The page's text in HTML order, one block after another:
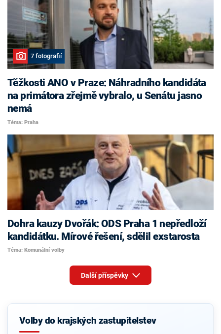
7 fotografií
Těžkosti ANO v Praze: Náhradního kandidáta
na primátora zřejmě vybralo, u Senátu jasno
nemá
Téma: Praha
Dohra kauzy Dvořák: ODS Praha 1 nepředloží
kandidátku. Mírové řešení, sdělil exstarosta
Téma: Komunální volby
Další příspěvky
Volby do krajských zastupitelstev